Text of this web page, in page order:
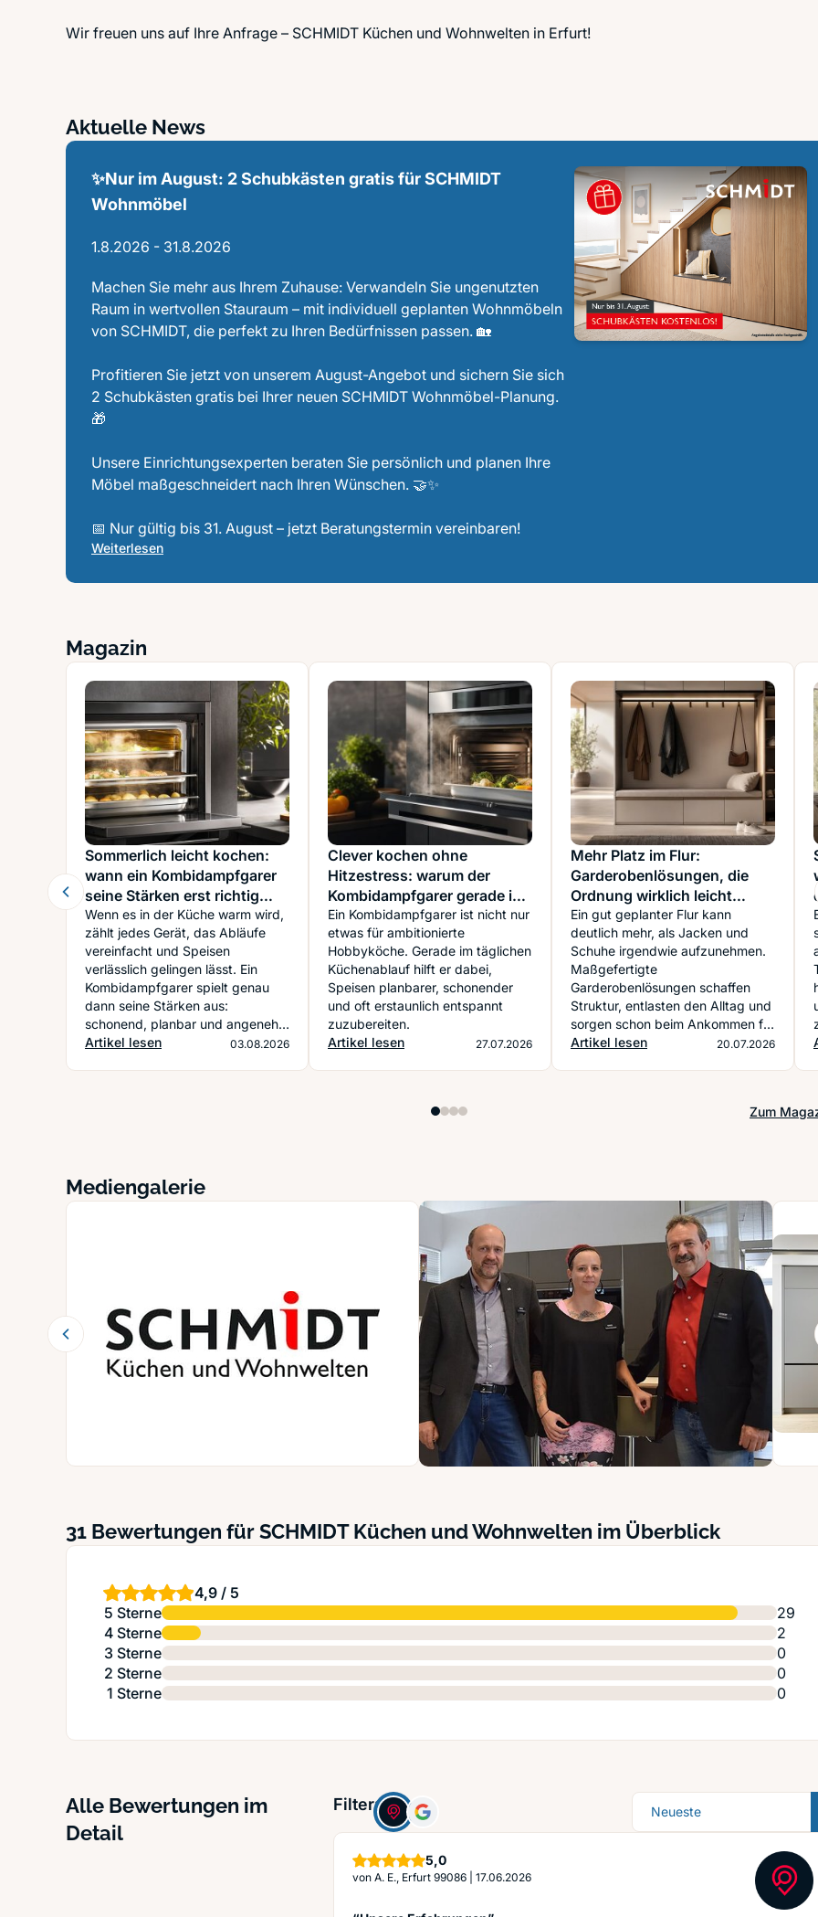
Wir freuen uns auf Ihre Anfrage – SCHMIDT Küchen und Wohnwelten in Erfurt!
Aktuelle News
✨Nur im August: 2 Schubkästen gratis für SCHMIDT
Wohnmöbel
1.8.2026 - 31.8.2026
Machen Sie mehr aus Ihrem Zuhause: Verwandeln Sie ungenutzten
Raum in wertvollen Stauraum – mit individuell geplanten Wohnmöbeln
von SCHMIDT, die perfekt zu Ihren Bedürfnissen passen. 🏡
Profitieren Sie jetzt von unserem August-Angebot und sichern Sie sich
2 Schubkästen gratis bei Ihrer neuen SCHMIDT Wohnmöbel-Planung.
🎁
Unsere Einrichtungsexperten beraten Sie persönlich und planen Ihre
Möbel maßgeschneidert nach Ihren Wünschen. 🤝✨
📅 Nur gültig bis 31. August – jetzt Beratungstermin vereinbaren!
Weiterlesen
Magazin
Sommerlich leicht kochen:
wann ein Kombidampfgarer
seine Stärken erst richtig
zeigt
Wenn es in der Küche warm wird,
zählt jedes Gerät, das Abläufe
vereinfacht und Speisen
verlässlich gelingen lässt. Ein
Kombidampfgarer spielt genau
dann seine Stärken aus:
schonend, planbar und angenehm
vielseitig.
Artikel lesen 03.08.2026
Clever kochen ohne
Hitzestress: warum der
Kombidampfgarer gerade im
Alltag so stark ist
Ein Kombidampfgarer ist nicht nur
etwas für ambitionierte
Hobbyköche. Gerade im täglichen
Küchenablauf hilft er dabei,
Speisen planbarer, schonender
und oft erstaunlich entspannt
zuzubereiten.
Artikel lesen
27.07.2026
Mehr Platz im Flur:
Garderobenlösungen, die
Ordnung wirklich leicht
machen
Ein gut geplanter Flur kann
deutlich mehr, als Jacken und
Schuhe irgendwie aufzunehmen.
Maßgefertigte
Garderobenlösungen schaffen
Struktur, entlasten den Alltag und
sorgen schon beim Ankommen für
ein ruhiges Wohngefühl.
Artikel lesen 20.07.2026
Zum
Mediengalerie
31 Bewertungen für SCHMIDT Küchen und Wohnwelten im Überblick
4,9 / 5
5 Sterne
29
4 Sterne
2
3 Sterne
0
2 Sterne
0
1 Sterne
0
Alle Bewertungen im
Detail
Filter: Sortierung
5,0Sterne
von A. E., Erfurt 99086 17.06.2026